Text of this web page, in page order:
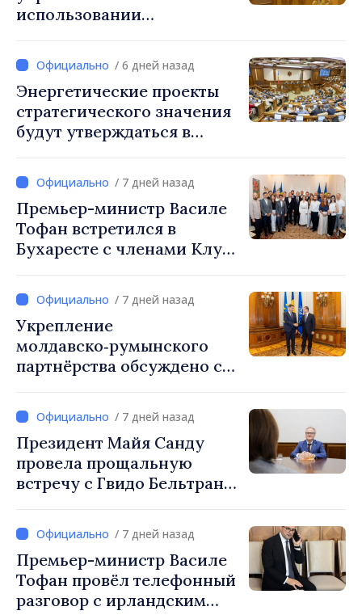
использовании
приведено в соответствие
со стандартами ЕС
/ 6 дней назад
Энергетические проекты
стратегического значения
будут утверждаться в
/ 7 дней назад
Премьер-министр Василе
Тофан встретился в
Бухаресте с членами Клуба
предпринимателей
/ 7 дней назад
Укрепление
молдавско‑румынского
партнёрства обсуждено с
Румынии
/ 7 дней назад
Президент Майя Санду
провела прощальную
встречу с Гвидо Бельтрани,
сотрудничеству
Швейцарии в Республике
Молдова
/ 7 дней назад
Премьер-министр Василе
Тофан провёл телефонный
разговор с ирландским